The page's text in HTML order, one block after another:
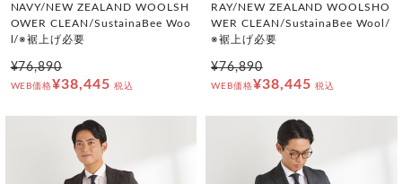
NAVY/NEW ZEALAND WOOLSH
OWER CLEAN/SustainaBee Woo
l/※裾上げ必要
¥76,890
WEB価格¥38,445 税込
RAY/NEW ZEALAND WOOLSHO
WER CLEAN/SustainaBee Wool/
※裾上げ必要
¥76,890
WEB価格¥38,445 税込